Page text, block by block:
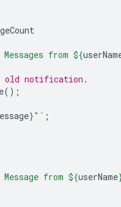
Messages from ${
old notification.
();
}"` ;
Message from ${userName